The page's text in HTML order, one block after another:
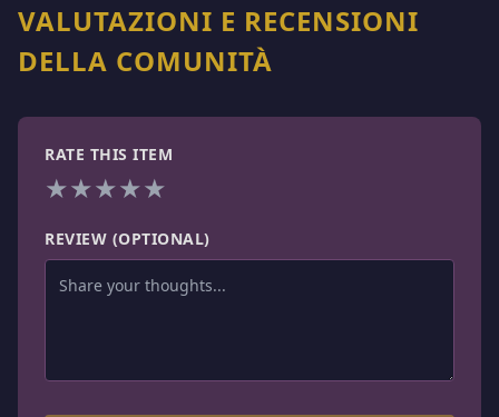
VALUTAZIONI E RECENSIONI
DELLA COMUNITÀ
RATE THIS ITEM
★★★★★
REVIEW (OPTIONAL)